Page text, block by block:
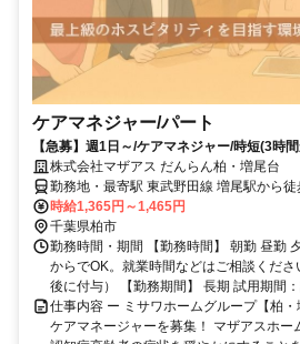
ケアマネジャー/パート
【急募】週1日～/ケアマネジャー/時短(3時
圏内/働きやすいグループホーム
株式会社マザアス だんらん柏・増尾台
勤務地・最寄駅 東武野田線 増尾駅から
から徒歩で22分
時給1,365円～1,465円
千葉県柏市
勤務時間・期間 【勤務時間】 朝勤 昼勤
からでOK。就業時間などはご相談くださ
後に付与） 【勤務期間】 長期 試用期間
仕事内容 ー ミサワホームグループ【柏
ケアマネージャーを募集！ マザアスホー